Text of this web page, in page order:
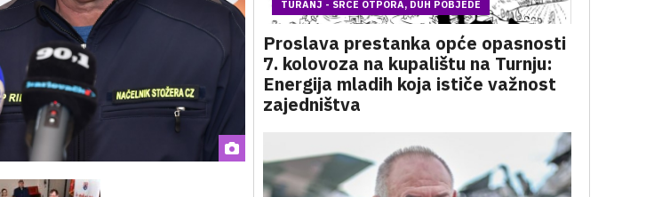
TURANJ - SRCE OTPORA, DUH POBJEDE
Proslava prestanka opće opasnosti
7. kolovoza na kupalištu na Turnju:
Energija mladih koja ističe važnost
zajedništva